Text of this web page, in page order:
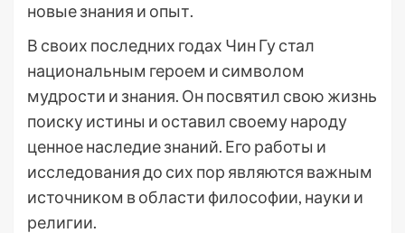
новые знания и опыт.
В своих последних годах Чин Гу стал
национальным героем и символом
мудрости и знания. Он посвятил свою жизнь
поиску истины и оставил своему народу
ценное наследие знаний. Его работы и
исследования до сих пор являются важным
источником в области философии, науки и
религии.